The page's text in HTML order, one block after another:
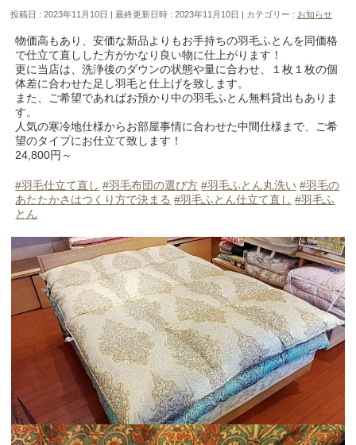
投稿日 : 2023年11月10日 最終更新日時 : 2023年11月10日 カテゴリー : お知らせ
物価高もあり、安価な新品よりもお手持ちの羽毛ふとんを同価格
で仕立て直しした方がかなり良い物に仕上がります！
更に当店は、洗浄後のダウンの状態や量に合わせ、１枚１枚の個
体差に合わせた足し羽毛と仕上げを致します。
また、ご希望であればお預かり中の羽毛ふとん無料貸出もありま
す。
人気の寒冷地仕様からお部屋事情に合わせた中間仕様まで、ご希
望のタイプにお仕立て致します！
24,800円～
#羽毛仕立て直し #羽毛布団の選び方 #羽毛ふとん丸洗い #羽毛の
あたたかさはつくり方で決まる #羽毛ふとん仕立て直し #羽毛ふ
とん